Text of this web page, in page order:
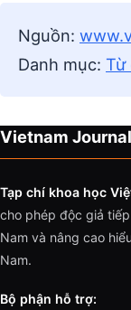
Nguồn:
Danh mục: Từ
Vietnam
Tạp chí khoa học
cho phép độc giả
Nam và nâng cao
Nam.
Bộ phận hỗ trợ: